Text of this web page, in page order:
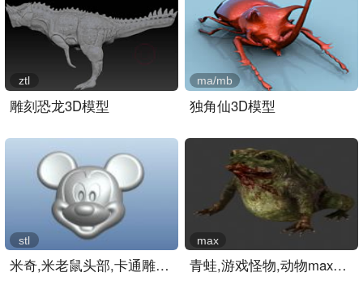
雕刻恐龙3D模型
ztl
独角仙3D模型
ma/mb
米奇,米老鼠头部,卡通雕塑..
stl
青蛙,游戏怪物,动物max3d模..
max